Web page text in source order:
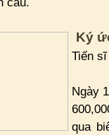
Ký
Tiến
Ngày
qua